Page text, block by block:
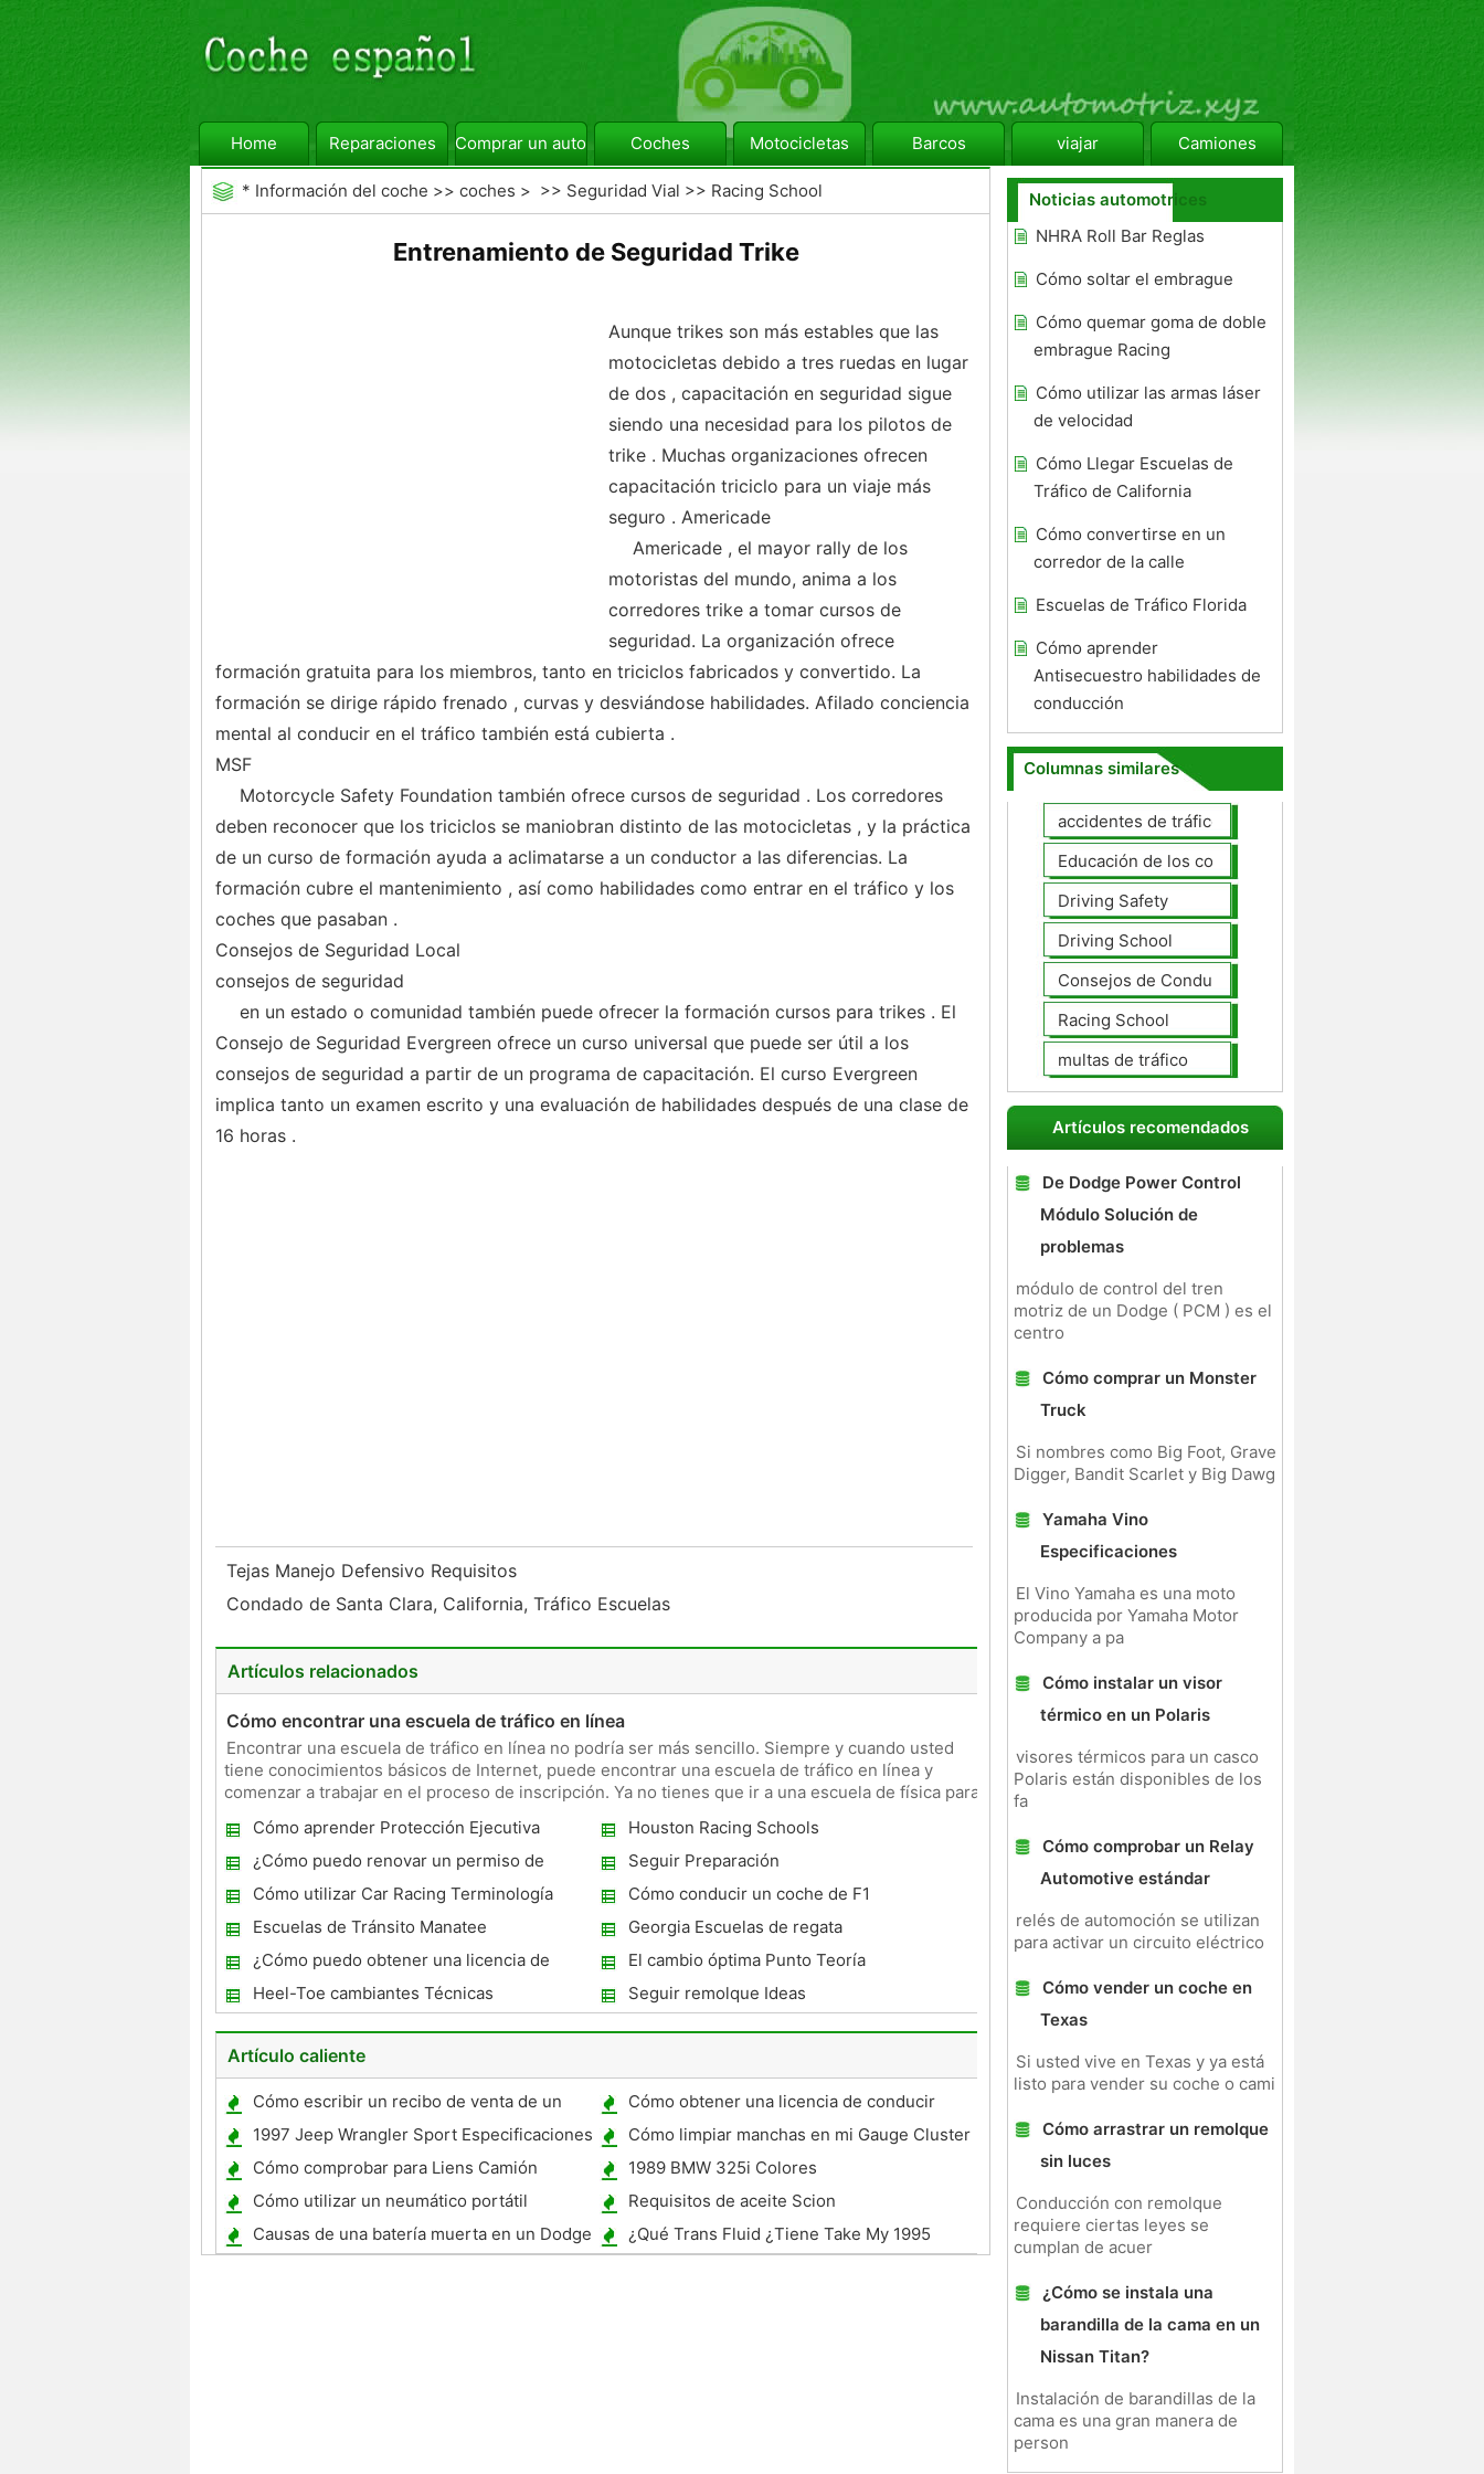
Home Reparaciones Comprar un automóvil Coches Motocicletas Barcos viajar Camiones
* Información del coche >> coches > >> Seguridad Vial >> Racing School
Entrenamiento de Seguridad Trike
Aunque trikes son más estables que las
motocicletas debido a tres ruedas en lugar
de dos , capacitación en seguridad sigue
siendo una necesidad para los pilotos de
trike . Muchas organizaciones ofrecen
capacitación triciclo para un viaje más
seguro . Americade
Americade , el mayor rally de los
motoristas del mundo, anima a los
corredores trike a tomar cursos de
seguridad. La organización ofrece
formación gratuita para los miembros, tanto en triciclos fabricados y convertido. La
formación se dirige rápido frenado , curvas y desviándose habilidades. Afilado conciencia
mental al conducir en el tráfico también está cubierta .
MSF
Motorcycle Safety Foundation también ofrece cursos de seguridad . Los corredores
deben reconocer que los triciclos se maniobran distinto de las motocicletas , y la práctica
de un curso de formación ayuda a aclimatarse a un conductor a las diferencias. La
formación cubre el mantenimiento , así como habilidades como entrar en el tráfico y los
coches que pasaban .
Consejos de Seguridad Local
consejos de seguridad
en un estado o comunidad también puede ofrecer la formación cursos para trikes . El
Consejo de Seguridad Evergreen ofrece un curso universal que puede ser útil a los
consejos de seguridad a partir de un programa de capacitación. El curso Evergreen
implica tanto un examen escrito y una evaluación de habilidades después de una clase de
16 horas .
Tejas Manejo Defensivo Requisitos
Condado de Santa Clara, California, Tráfico Escuelas
Artículos relacionados
Cómo encontrar una escuela de tráfico en línea
Encontrar una escuela de tráfico en línea no podría ser más sencillo. Siempre y cuando usted
tiene conocimientos básicos de Internet, puede encontrar una escuela de tráfico en línea y
comenzar a trabajar en el proceso de inscripción. Ya no tienes que ir a una escuela de física para
Cómo aprender Protección Ejecutiva
habilidades de conducción
Houston Racing Schools
¿Cómo puedo renovar un permiso de
estacionamiento para discapacitados en
Georgia?
Seguir Preparación
Cómo utilizar Car Racing Terminología
Cómo conducir un coche de F1
Escuelas de Tránsito Manatee
Georgia Escuelas de regata
¿Cómo puedo obtener una licencia de
folletos de CDL conductor Missouri?
El cambio óptima Punto Teoría
Heel-Toe cambiantes Técnicas
Seguir remolque Ideas
Artículo caliente
Cómo escribir un recibo de venta de un
coche
Cómo obtener una licencia de conducir
comercial en Ohio
1997 Jeep Wrangler Sport Especificaciones
Cómo limpiar manchas en mi Gauge Cluster
plexiglás
Cómo comprobar para Liens Camión
1989 BMW 325i Colores
Cómo utilizar un neumático portátil
cambiador
Requisitos de aceite Scion
Causas de una batería muerta en un Dodge
Caravan
¿Qué Trans Fluid ¿Tiene Take My 1995
Infiniti J30?
Noticias automotrices
NHRA Roll Bar Reglas
Cómo soltar el embrague
Cómo quemar goma de doble
embrague Racing
Cómo utilizar las armas láser
de velocidad
Cómo Llegar Escuelas de
Tráfico de California
Cómo convertirse en un
corredor de la calle
Escuelas de Tráfico Florida
Cómo aprender
Antisecuestro habilidades de
conducción
Columnas similares
accidentes de tráfico
Educación de los conductores
Driving Safety
Driving School
Consejos de Conducción
Racing School
multas de tráfico
Artículos recomendados
De Dodge Power Control
Módulo Solución de
problemas
módulo de control del tren
motriz de un Dodge ( PCM ) es el
centro
Cómo comprar un Monster
Truck
Si nombres como Big Foot, Grave
Digger, Bandit Scarlet y Big Dawg
Yamaha Vino
Especificaciones
El Vino Yamaha es una moto
producida por Yamaha Motor
Company a pa
Cómo instalar un visor
térmico en un Polaris
visores térmicos para un casco
Polaris están disponibles de los
fa
Cómo comprobar un Relay
Automotive estándar
relés de automoción se utilizan
para activar un circuito eléctrico
Cómo vender un coche en
Texas
Si usted vive en Texas y ya está
listo para vender su coche o cami
Cómo arrastrar un remolque
sin luces
Conducción con remolque
requiere ciertas leyes se
cumplan de acuer
¿Cómo se instala una
barandilla de la cama en un
Nissan Titan?
Instalación de barandillas de la
cama es una gran manera de
person